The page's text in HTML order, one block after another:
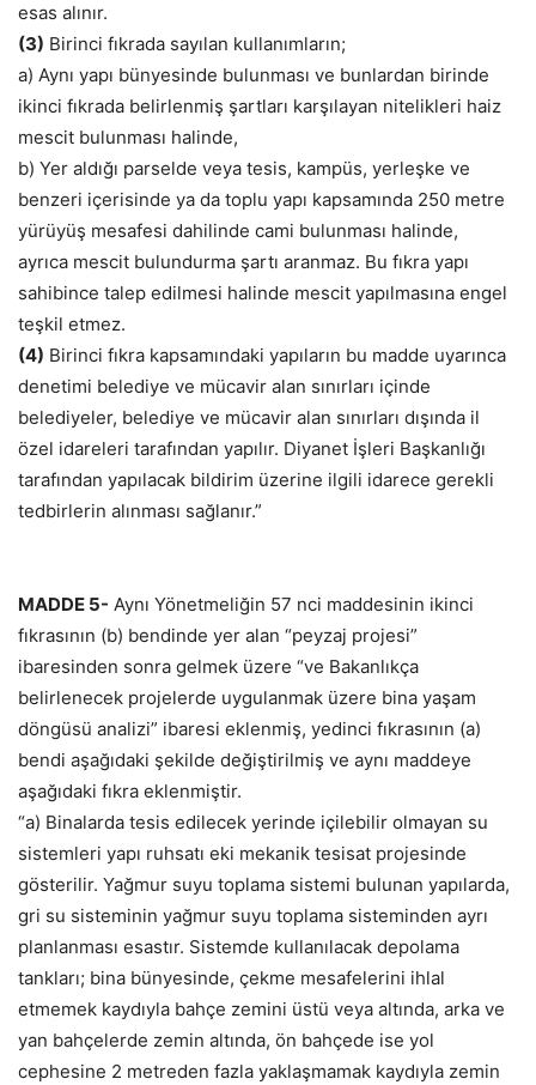
esas alınır.
(3) Birinci fıkrada sayılan kullanımların;
a) Aynı yapı bünyesinde bulunması ve bunlardan birinde
ikinci fıkrada belirlenmiş şartları karşılayan nitelikleri haiz
mescit bulunması halinde,
b) Yer aldığı parselde veya tesis, kampüs, yerleşke ve
benzeri içerisinde ya da toplu yapı kapsamında 250 metre
yürüyüş mesafesi dahilinde cami bulunması halinde,
ayrıca mescit bulundurma şartı aranmaz. Bu fıkra yapı
sahibince talep edilmesi halinde mescit yapılmasına engel
teşkil etmez.
(4) Birinci fıkra kapsamındaki yapıların bu madde uyarınca
denetimi belediye ve mücavir alan sınırları içinde
belediyeler, belediye ve mücavir alan sınırları dışında il
özel idareleri tarafından yapılır. Diyanet İşleri Başkanlığı
tarafından yapılacak bildirim üzerine ilgili idarece gerekli
tedbirlerin alınması sağlanır.”
MADDE 5- Aynı Yönetmeliğin 57 nci maddesinin ikinci
fıkrasının (b) bendinde yer alan “peyzaj projesi”
ibaresinden sonra gelmek üzere “ve Bakanlıkça
belirlenecek projelerde uygulanmak üzere bina yaşam
döngüsü analizi” ibaresi eklenmiş, yedinci fıkrasının (a)
bendi aşağıdaki şekilde değiştirilmiş ve aynı maddeye
aşağıdaki fıkra eklenmiştir.
“a) Binalarda tesis edilecek yerinde içilebilir olmayan su
sistemleri yapı ruhsatı eki mekanik tesisat projesinde
gösterilir. Yağmur suyu toplama sistemi bulunan yapılarda,
gri su sisteminin yağmur suyu toplama sisteminden ayrı
planlanması esastır. Sistemde kullanılacak depolama
tankları; bina bünyesinde, çekme mesafelerini ihlal
etmemek kaydıyla bahçe zemini üstü veya altında, arka ve
yan bahçelerde zemin altında, ön bahçede ise yol
cephesine 2 metreden fazla yaklaşmamak kaydıyla zemin